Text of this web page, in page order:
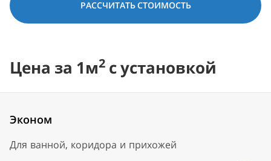
РАССЧИТАТЬ СТОИМОСТЬ
Цена за 1м2 с установкой
Эконом
Для ванной, коридора и прихожей